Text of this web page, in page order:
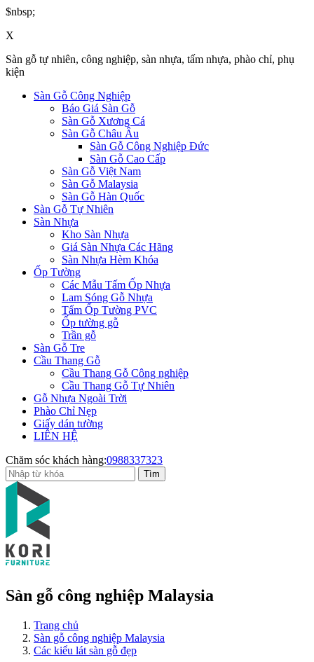
$nbsp;
X
Sàn gỗ tự nhiên, công nghiệp, sàn nhựa, tấm nhựa, phào chỉ, phụ
kiện
Sàn Gỗ Công Nghiệp
Báo Giá Sàn Gỗ
Sàn Gỗ Xương Cá
Sàn Gỗ Châu Âu
Sàn Gỗ Công Nghiệp Đức
Sàn Gỗ Cao Cấp
Sàn Gỗ Việt Nam
Sàn Gỗ Malaysia
Sàn Gỗ Hàn Quốc
Sàn Gỗ Tự Nhiên
Sàn Nhựa
Kho Sàn Nhựa
Giá Sàn Nhựa Các Hãng
Sàn Nhựa Hèm Khóa
Ốp Tường
Các Mẫu Tấm Ốp Nhựa
Lam Sóng Gỗ Nhựa
Tấm Ốp Tường PVC
Ốp tường gỗ
Trần gỗ
Sàn Gỗ Tre
Cầu Thang Gỗ
Cầu Thang Gỗ Công nghiệp
Cầu Thang Gỗ Tự Nhiên
Gỗ Nhựa Ngoài Trời
Phào Chỉ Nẹp
Giấy dán tường
LIÊN HỆ
Chăm sóc khách hàng:0988337323
Sàn gỗ công nghiệp Malaysia
Trang chủ
Sàn gỗ công nghiệp Malaysia
Các kiểu lát sàn gỗ đẹp